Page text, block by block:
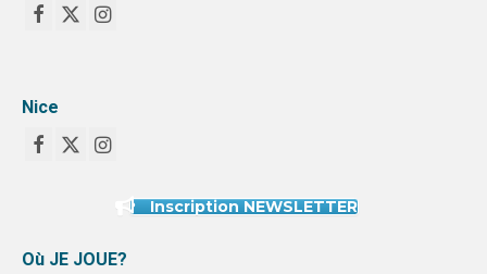
Nice
Inscription NEWSLETTER
Où JE JOUE?